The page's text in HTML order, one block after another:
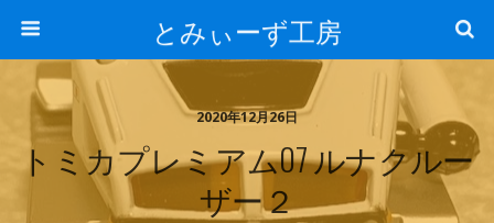
とみぃーず工房
2020年12月26日
トミカプレミアム07 ルナクルー
ザー２